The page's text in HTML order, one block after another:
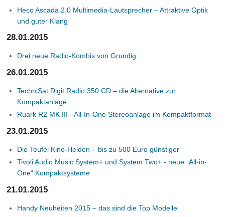
Heco Ascada 2.0 Multimedia-Lautsprecher – Attraktive Optik
und guter Klang
28.01.2015
Drei neue Radio-Kombis von Grundig
26.01.2015
TechniSat Digit Radio 350 CD – die Alternative zur
Kompaktanlage
Ruark R2 MK III - All-In-One Stereoanlage im Kompaktformat
23.01.2015
Die Teufel Kino-Helden – bis zu 500 Euro günstiger
Tivoli Audio Music System+ und System Two+ - neue „All-in-
One“ Kompaktsysteme
21.01.2015
Handy Neuheiten 2015 – das sind die Top Modelle